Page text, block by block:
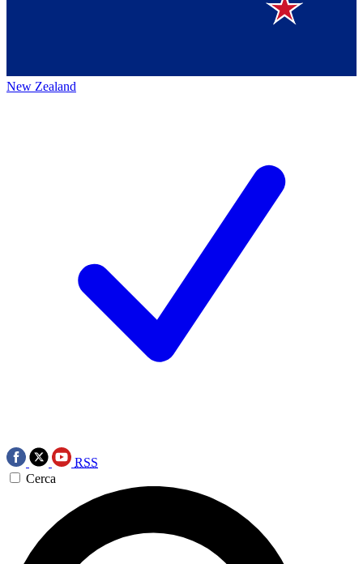
New Zealand
RSS
Cerca